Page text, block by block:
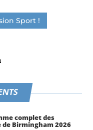
Sport !
complet des
de Birmingham 2026